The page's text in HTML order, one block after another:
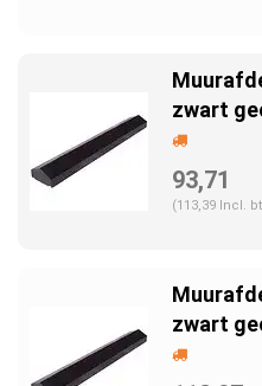
zwart
93,71
(113,39 Incl.
zwart